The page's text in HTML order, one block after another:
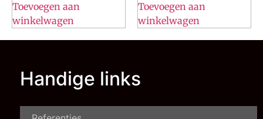
Toevoegen aan
winkelwagen
Toevoegen aan
winkelwagen
Handige links